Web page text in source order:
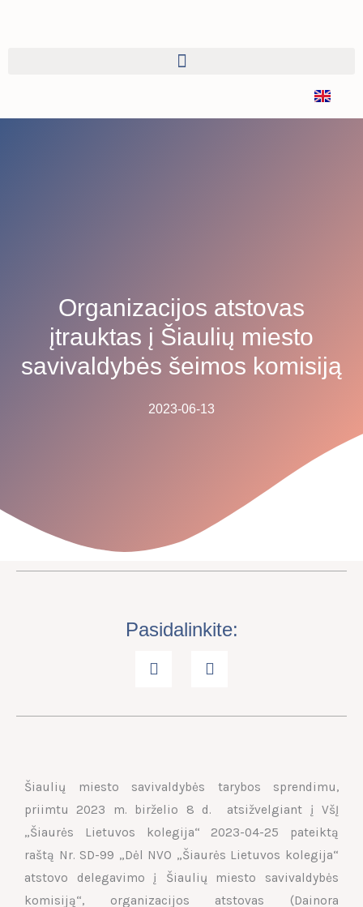
Organizacijos atstovas
įtrauktas į Šiaulių miesto
savivaldybės šeimos komisiją
2023-06-13
Pasidalinkite:
Šiaulių miesto savivaldybės tarybos sprendimu,
priimtu 2023 m. birželio 8 d. atsižvelgiant į VšĮ
„Šiaurės Lietuvos kolegija“ 2023-04-25 pateiktą
raštą Nr. SD-99 „Dėl NVO „Šiaurės Lietuvos kolegija“
atstovo delegavimo į Šiaulių miesto savivaldybės
komisiją“, organizacijos atstovas (Dainora